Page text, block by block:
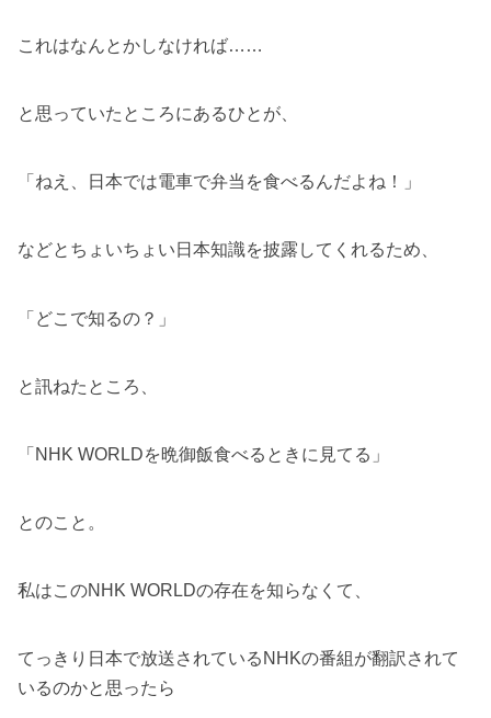
これはなんとかしなければ……
と思っていたところにあるひとが、
「ねえ、日本では電車で弁当を食べるんだよね！」
などとちょいちょい日本知識を披露してくれるため、
「どこで知るの？」
と訊ねたところ、
「NHK WORLDを晩御飯食べるときに見てる」
とのこと。
私はこのNHK WORLDの存在を知らなくて、
てっきり日本で放送されているNHKの番組が翻訳されて
いるのかと思ったら